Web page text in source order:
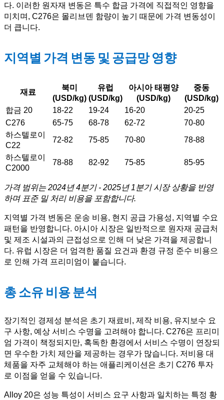
다. 이러한 원자재 변동은 특수 합금 가격에 직접적인 영향을
미치며, C276은 몰리브덴 함량이 높기 때문에 가격 변동성이
더 큽니다.
지역별 가격 변동 및 공급망 영향
재료
북미
(USD/kg)
유럽
(USD/kg)
아시아 태평양
(USD/kg)
중동
(USD/kg)
합금 20
18-22 19-24 16-20
20-25
C276
65-75 68-78 62-72
70-80
하스텔로이
C22
72-82 75-85 70-80
78-88
하스텔로이
C2000
78-88 82-92 75-85 85-95
가격 범위는 2024년 4분기 - 2025년 1분기 시장 상황을 반영
하며 표준 밀 처리 비용을 포함합니다.
지역별 가격 변동은 운송 비용, 현지 공급 가용성, 지역별 수요
패턴을 반영합니다. 아시아 시장은 일반적으로 원자재 공급처
및 제조 시설과의 근접성으로 인해 더 낮은 가격을 제공합니
다. 유럽 시장은 더 엄격한 품질 요건과 환경 규정 준수 비용으
로 인해 가격 프리미엄이 붙습니다.
총 소유 비용 분석
장기적인 경제성 분석은 초기 재료비, 제작 비용, 유지보수 요
구 사항, 예상 서비스 수명을 고려해야 합니다. C276은 프리미
엄 가격이 책정되지만, 혹독한 환경에서 서비스 수명이 연장되
면 우수한 가치 제안을 제공하는 경우가 많습니다. 저비용 대
체품을 자주 교체해야 하는 애플리케이션은 초기 C276 투자
로 이점을 얻을 수 있습니다.
Alloy 20은 성능 특성이 서비스 요구 사항과 일치하는 특정 황